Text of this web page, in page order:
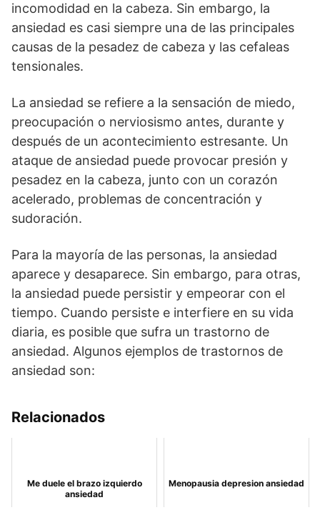
incomodidad en la cabeza. Sin embargo, la
ansiedad es casi siempre una de las principales
causas de la pesadez de cabeza y las cefaleas
tensionales.
La ansiedad se refiere a la sensación de miedo,
preocupación o nerviosismo antes, durante y
después de un acontecimiento estresante. Un
ataque de ansiedad puede provocar presión y
pesadez en la cabeza, junto con un corazón
acelerado, problemas de concentración y
sudoración.
Para la mayoría de las personas, la ansiedad
aparece y desaparece. Sin embargo, para otras,
la ansiedad puede persistir y empeorar con el
tiempo. Cuando persiste e interfiere en su vida
diaria, es posible que sufra un trastorno de
ansiedad. Algunos ejemplos de trastornos de
ansiedad son:
Relacionados
Me duele el brazo izquierdo
ansiedad
Menopausia depresion ansiedad